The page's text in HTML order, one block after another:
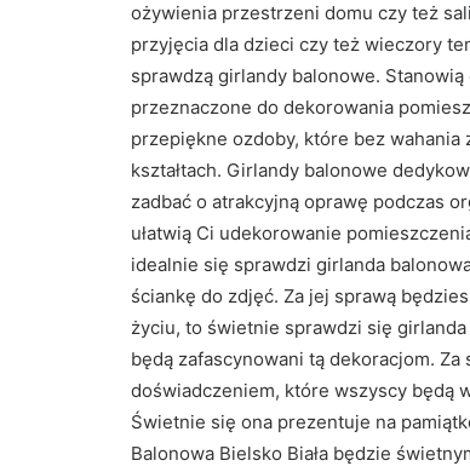
ożywienia przestrzeni domu czy też
przyjęcia dla dzieci czy też wieczory
sprawdzą girlandy balonowe.
przeznaczone do dekorowania
przepiękne ozdoby, które bez
kształtach. Girlandy balonowe
zadbać o atrakcyjną oprawę podczas
ułatwią Ci udekorowanie
idealnie się sprawdzi girlanda
ściankę do zdjęć. Za jej sprawą
życiu, to świetnie sprawdzi się
będą zafascynowani tą dekoracjom.
doświadczeniem, które wszyscy będą
Świetnie się ona prezentuje na
Balonowa Bielsko Biała będzie